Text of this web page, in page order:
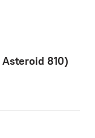
810)